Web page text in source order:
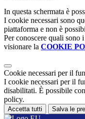
In questa schermata è
I cookie necessari sono
piattaforma e non è
Per conoscere quali sono
visionare la COOKIE
Cookie necessari per il
I cookie necessari per il
disabilitati. È possibile
policy.
Accetta tutti Salva le